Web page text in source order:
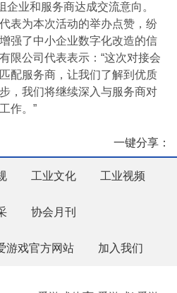
业和服务商达成交流意向。
表为本次活动的举办点赞，纷
强了中小企业数字化改造的信
限公司代表表示：“这次对接会
配服务商，让我们了解到优质
，我们将继续深入与服务商对
作。”
一键分享：
工业文化 工业视频
协会月刊
游戏官方网站 加入我们